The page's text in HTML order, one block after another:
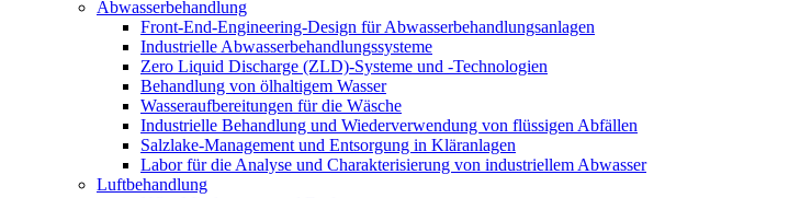
Abwasserbehandlung
Front-End-Engineering-Design für Abwasserbehandlungsanlagen
Industrielle Abwasserbehandlungssysteme
Zero Liquid Discharge (ZLD)-Systeme und -Technologien
Behandlung von ölhaltigem Wasser
Wasseraufbereitungen für die Wäsche
Industrielle Behandlung und Wiederverwendung von flüssigen Abfällen
Salzlake-Management und Entsorgung in Kläranlagen
Labor für die Analyse und Charakterisierung von industriellem Abwasser
Luftbehandlung